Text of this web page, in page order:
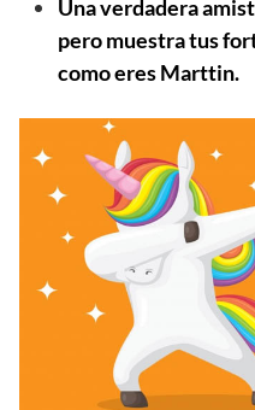
Una verdadera
pero muestra tus
como eres Marttin.